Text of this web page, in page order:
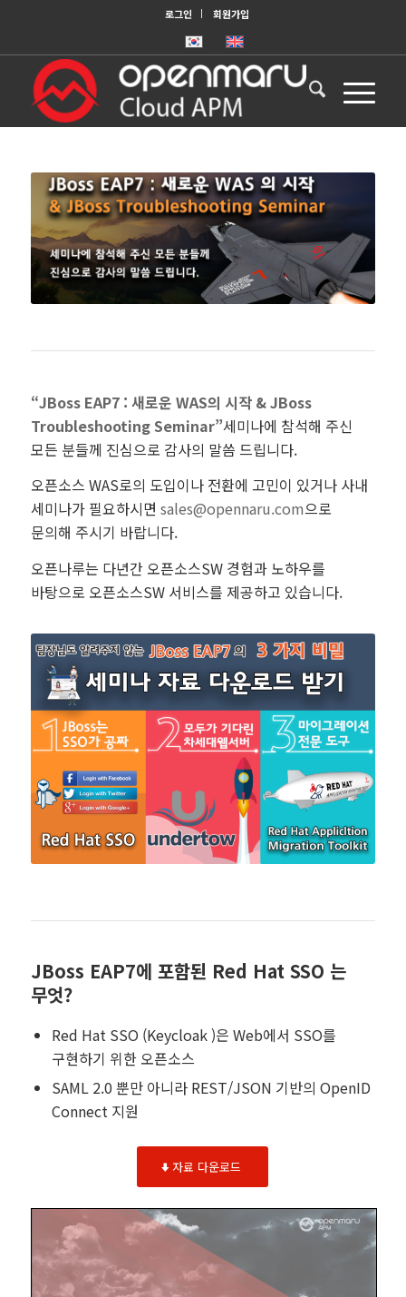
로그인 회원가입
“JBoss EAP7 : 새로운 WAS의 시작 & JBoss
Troubleshooting Seminar”세미나에 참석해 주신
모든 분들께 진심으로 감사의 말씀 드립니다.
오픈소스 WAS로의 도입이나 전환에 고민이 있거나 사내
세미나가 필요하시면 sales@opennaru.com으로
문의해 주시기 바랍니다.
오픈나루는 다년간 오픈소스SW 경험과 노하우를
바탕으로 오픈소스SW 서비스를 제공하고 있습니다.
JBoss EAP7에 포함된 Red Hat SSO 는
무엇?
Red Hat SSO (Keycloak )은 Web에서 SSO를
구현하기 위한 오픈소스
SAML 2.0 뿐만 아니라 REST/JSON 기반의 OpenID
Connect 지원
자료 다운로드